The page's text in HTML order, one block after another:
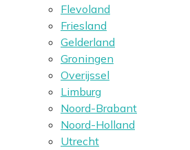
Flevoland
Friesland
Gelderland
Groningen
Overijssel
Limburg
Noord-Brabant
Noord-Holland
Utrecht